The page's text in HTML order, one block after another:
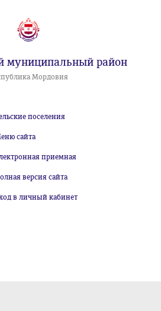
муниципальный район
Мордовия
поселения
сайта
приемная
версия сайта
в личный кабинет